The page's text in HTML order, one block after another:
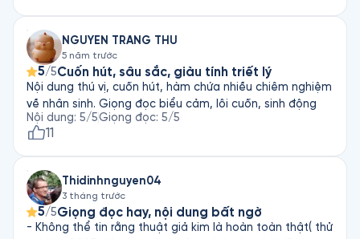
NGUYEN TRANG THU
5 năm trước
5/5Cuốn hút, sâu sắc, giàu tính triết lý
Nội dung thú vị, cuốn hút, hàm chứa nhiều chiêm nghiệm
về nhân sinh. Giọng đọc biểu cảm, lôi cuốn, sinh động
Nội dung: 5/5Giọng đọc: 5/5
11
Thidinhnguyen04
3 tháng trước
5/5Giọng đọc hay, nội dung bất ngờ
- Không thể tin rằng thuật giả kim là hoàn toàn thật( thử